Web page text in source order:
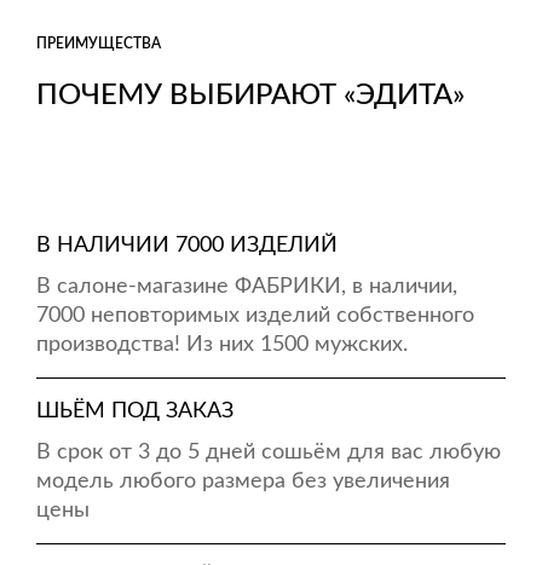
ПОЧЕМУ ВЫБИРАЮТ «ЭДИТА»
ПРЕИМУЩЕСТВА
В НАЛИЧИИ 7000 ИЗДЕЛИЙ
В салоне-магазине ФАБРИКИ, в наличии,
7000 неповторимых изделий собственного
производства! Из них 1500 мужских.
ШЬЁМ ПОД ЗАКАЗ
В срок от 3 до 5 дней сошьём для вас любую
модель любого размера без увеличения
цены